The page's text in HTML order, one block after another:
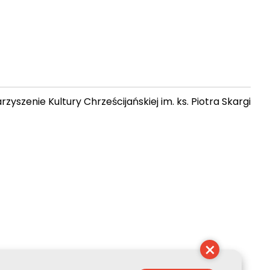
Kultury Chrześcijańskiej im. ks. Piotra Skargi
×